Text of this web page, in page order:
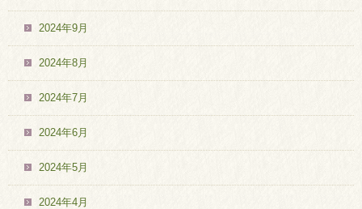
2024年9月
2024年8月
2024年7月
2024年6月
2024年5月
2024年4月